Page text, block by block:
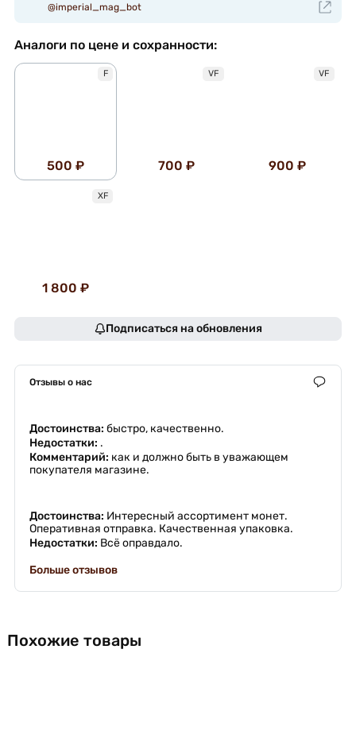
@imperial_mag_bot
Аналоги по цене и сохранности:
F
500 ₽
VF
700 ₽
VF
900 ₽
XF
1 800 ₽
Подписаться на обновления
Отзывы о нас
Достоинства: быстро, качественно.
Недостатки: .
Комментарий: как и должно быть в уважающем
покупателя магазине.
Достоинства: Интересный ассортимент монет.
Оперативная отправка. Качественная упаковка.
Недостатки: Всё оправдало.
Больше отзывов
Похожие товары